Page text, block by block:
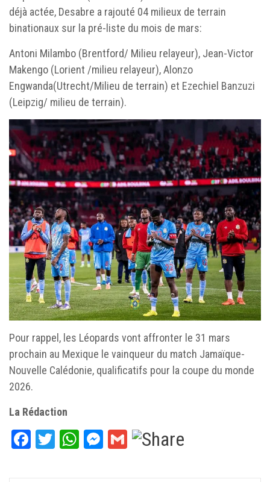
déjà actée, Desabre a rajouté 04 milieux de terrain
binationaux sur la pré-liste du mois de mars:
Antoni Milambo (Brentford/ Milieu relayeur), Jean-Victor
Makengo (Lorient /milieu relayeur), Alonzo
Engwanda(Utrecht/Milieu de terrain) et Ezechiel Banzuzi
(Leipzig/ milieu de terrain).
Pour rappel, les Léopards vont affronter le 31 mars
prochain au Mexique le vainqueur du match Jamaïque-
Nouvelle Calédonie, qualificatifs pour la coupe du monde
2026.
La Rédaction
Facebook
TwitterWhatsApp
Messenger
Gmail